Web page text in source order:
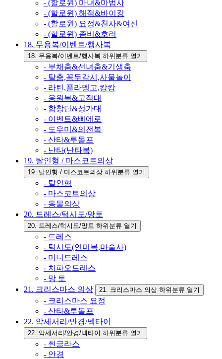
- (할로윈) 마녀&마법사
- (할로윈) 해적&바이킹
- (할로윈) 요정&천사&여신
- (할로윈) 좀비&호러
18. 무용복/이벤트/행사복
18. 무용복/이벤트/행사복 하위분류 열기
- 부채춤&선녀춤&기생춤
- 탈춤,꼭두각시,사물놀이
- 라틴,플라멩고,캉캉
- 응원복&고적대
- 합창단&성가대
- 이벤트&삐에로
- 도우미&의전복
- 산타&루돌프
- 난타(난타복)
19. 탈인형 / 마스코트의상
19. 탈인형 / 마스코트의상 하위분류 열기
- 탈인형
- 마스코트의상
- 동물의상
20. 드레스/턱시도/망토
20. 드레스/턱시도/망토 하위분류 열기
- 드레스
- 턱시도(연미복,마술사)
- 미니드레스
- 치파오드레스
- 망 토
21. 크리스마스 의상
21. 크리스마스 의상 하위분류 열기
- 크리스마스 요정
- 산타&루돌프
22. 악세서리/안경/넥타이
22. 악세서리/안경/넥타이 하위분류 열기
- 썬글라스
- 안경